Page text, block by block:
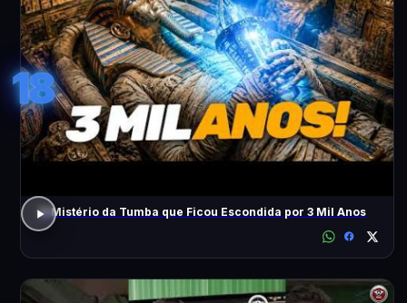
18
O Mistério da Tumba que Ficou Escondida por 3 Mil Anos